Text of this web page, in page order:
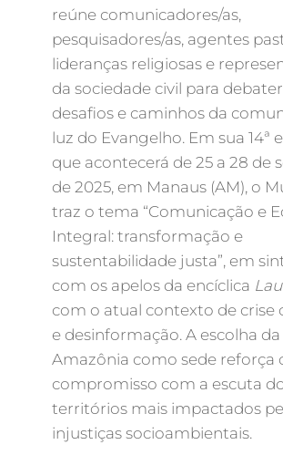
reúne comunicadores/as,
pesquisadores/as, agentes
lideranças religiosas e
da sociedade civil para
desafios e caminhos da
luz do Evangelho. Em sua 14ª
que acontecerá de 25 a 28 de
de 2025, em Manaus (AM), o
traz o tema “Comunicação e
Integral: transformação e
sustentabilidade justa”, em
com os apelos da encíclica
com o atual contexto de crise
e desinformação. A escolha da
Amazônia como sede reforça
compromisso com a escuta
territórios mais impactados
injustiças socioambientais.